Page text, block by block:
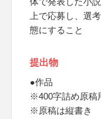
上で応募し、選
態にすること
提出物
●作品
※400字詰め原稿
※原稿は縦書き